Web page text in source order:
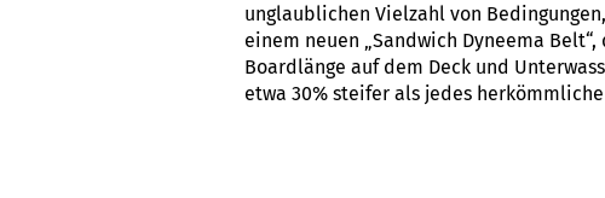
unglaublichen Vielzahl von
einem neuen „Sandwich Dyneema
Boardlänge auf dem Deck und
etwa 30% steifer als jedes